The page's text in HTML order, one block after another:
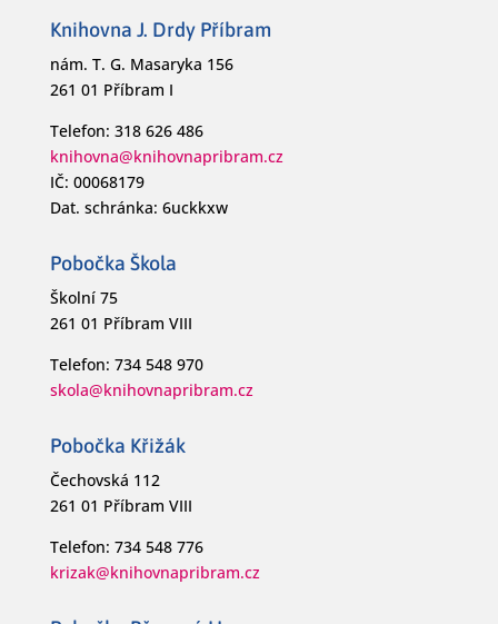
Knihovna J. Drdy Příbram
nám. T. G. Masaryka 156
261 01 Příbram I
Telefon: 318 626 486
knihovna@knihovnapribram.cz
IČ: 00068179
Dat. schránka: 6uckkxw
Pobočka Škola
Školní 75
261 01 Příbram VIII
Telefon: 734 548 970
skola@knihovnapribram.cz
Pobočka Křižák
Čechovská 112
261 01 Příbram VIII
Telefon: 734 548 776
krizak@knihovnapribram.cz